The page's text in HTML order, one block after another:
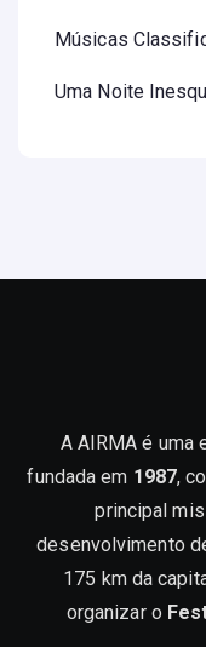
Músicas
Uma Noite
A AIRMA é
fundada em 1987,
principal
desenvolvimento
175 km da
organizar o